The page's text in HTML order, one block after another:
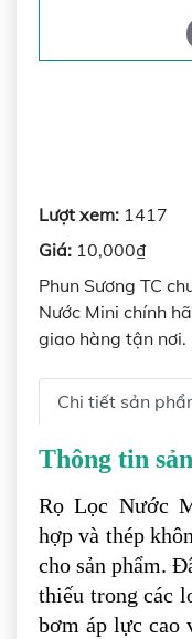
Lượt xem: 1417
Giá: 10,000₫
Phun Sương TC
Nước Mini chính
giao hàng tận nơi.
Chi tiết sản
Thông tin
Rọ Lọc Nước
hợp và thép
cho sản phẩm.
thiếu trong các
bơm áp lực cao